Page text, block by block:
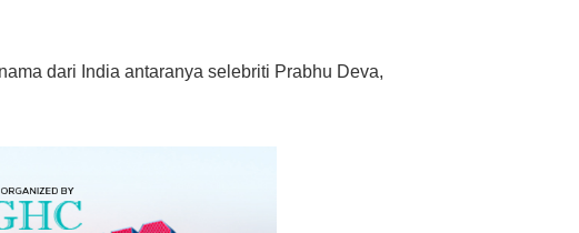
dari India antaranya selebriti Prabhu Deva,